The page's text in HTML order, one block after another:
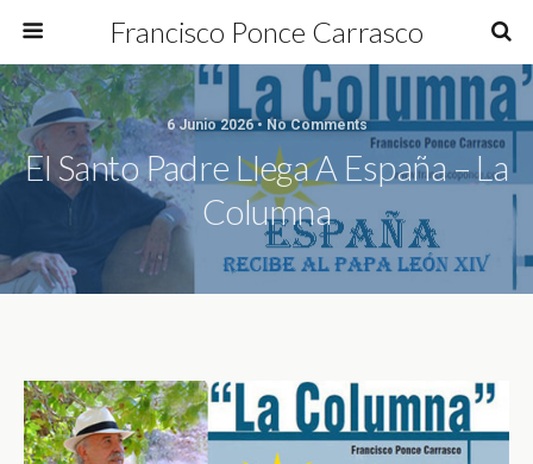
Francisco Ponce Carrasco
6 Junio 2026 • No Comments
El Santo Padre Llega A España – La
Columna